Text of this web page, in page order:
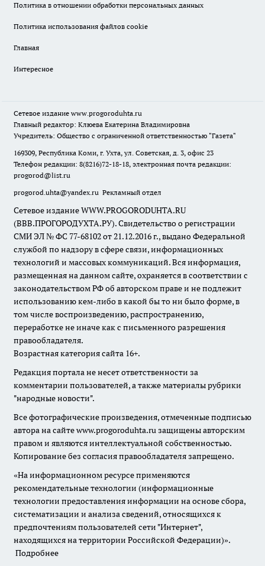
Политика в отношении обработки персональных данных
Политика использования файлов cookie
Главная
Интересное
Сетевое издание www.progoroduhta.ru
Главный редактор: Клюева Екатерина Владимировна
Учредитель: Общество с ограниченной ответственностью "Газета"
169309, Республика Коми, г. Ухта, ул. Советская, д. 3, офис 23
Телефон редакции: 8(8216)72-18-18, электронная почта редакции:
progorod@list.ru
progorod.uhta@yandex.ru Рекламный отдел
Сетевое издание WWW.PROGORODUHTA.RU
(ВВВ.ПРОГОРОДУХТА.РУ). Свидетельство о регистрации
СМИ ЭЛ № ФС 77-68102 от 21.12.2016 г., выдано Федеральной
службой по надзору в сфере связи, информационных
технологий и массовых коммуникаций. Вся информация,
размещенная на данном сайте, охраняется в соответствии с
законодательством РФ об авторском праве и не подлежит
использованию кем-либо в какой бы то ни было форме, в
том числе воспроизведению, распространению,
переработке не иначе как с письменного разрешения
правообладателя.
Возрастная категория сайта 16+.
Редакция портала не несет ответственности за
комментарии пользователей, а также материалы рубрики
"народные новости".
Все фотографические произведения, отмеченные подписью
автора на сайте www.progoroduhta.ru защищены авторским
правом и являются интеллектуальной собственностью.
Копирование без согласия правообладателя запрещено.
«На информационном ресурсе применяются
рекомендательные технологии (информационные
технологии предоставления информации на основе сбора,
систематизации и анализа сведений, относящихся к
предпочтениям пользователей сети "Интернет",
находящихся на территории Российской Федерации)».
Подробнее